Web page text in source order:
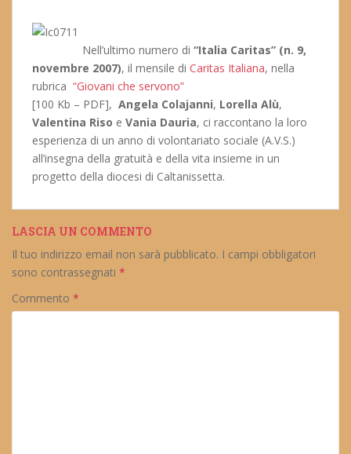
Nell’ultimo numero di “Italia Caritas” (n. 9,
novembre 2007), il mensile di Caritas Italiana, nella
rubrica “Giovani che servono”
[100 Kb – PDF], Angela Colajanni, Lorella Alù,
Valentina Riso e Vania Dauria, ci raccontano la loro
esperienza di un anno di volontariato sociale (A.V.S.)
all’insegna della gratuità e della vita insieme in un
progetto della diocesi di Caltanissetta.
LASCIA UN COMMENTO
Il tuo indirizzo email non sarà pubblicato. I campi obbligatori
sono contrassegnati *
Commento *